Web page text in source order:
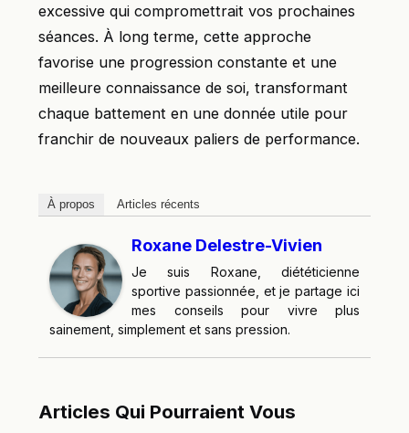
excessive qui compromettrait vos prochaines
séances. À long terme, cette approche
favorise une progression constante et une
meilleure connaissance de soi, transformant
chaque battement en une donnée utile pour
franchir de nouveaux paliers de performance.
À propos Articles récents
Roxane Delestre-Vivien
Je suis Roxane, diététicienne
sportive passionnée, et je partage ici
mes conseils pour vivre plus
sainement, simplement et sans pression.
Articles Qui Pourraient Vous